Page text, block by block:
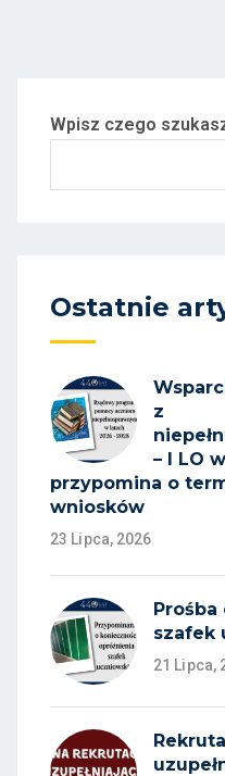
Wpisz czego
Ostatnie
z
– I LO
przypomina o
wniosków
23 Lipca, 2026
szafek
21 Lipca,